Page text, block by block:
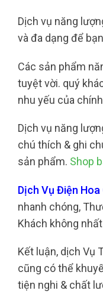
Dịch vụ năng
và đa dạng để
Các sản phẩm
tuyệt vời. quý
nhu yếu của
Dịch vụ năng
chú thích & ghi
sản phẩm. Shop
Dịch Vụ Điện
nhanh chóng,
Khách không
Kết luận, dịch Vụ
cũng có thể
tiện nghi & chất